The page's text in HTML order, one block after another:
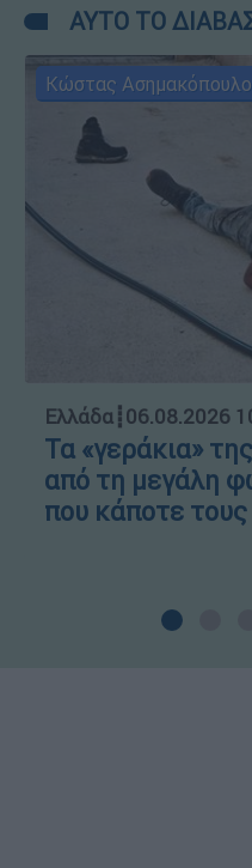
ΑΥΤΟ ΤΟ
Κώστας
Ελλάδα┋06.08.2026
Τα «γεράκια»
από τη μεγάλη
που κάποτε